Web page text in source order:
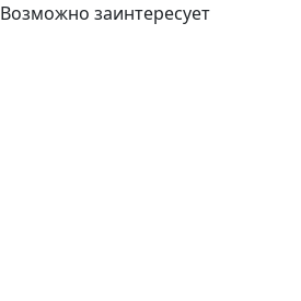
Возможно заинтересует